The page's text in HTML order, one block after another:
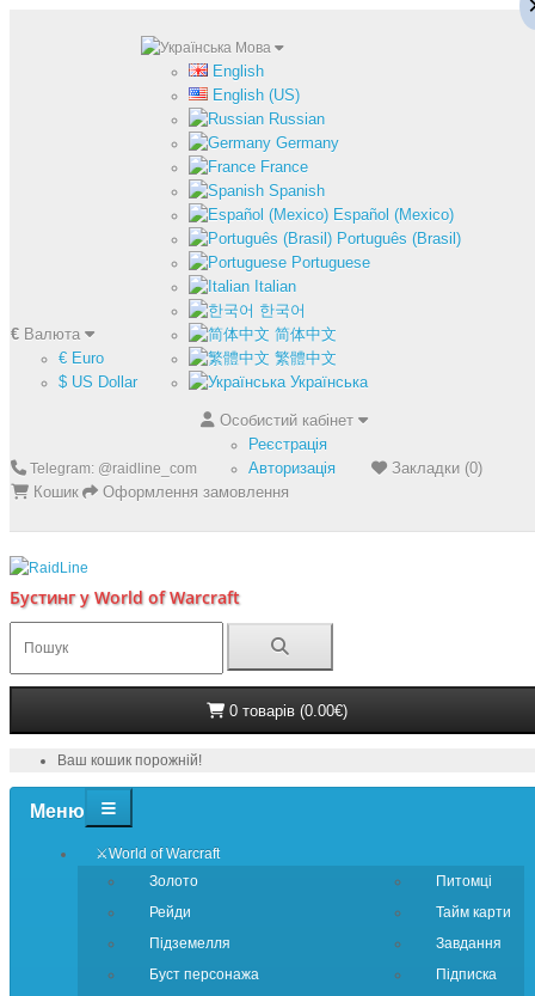
€ Валюта
€ Euro
$ US Dollar
Мова
English
English (US)
Russian
Germany
France
Spanish
Español (Mexico)
Português (Brasil)
Portuguese
Italian
한국어
简体中文
繁體中文
Українська
Telegram: @raidline_com
Особистий кабінет
Реєстрація
Авторизація
Закладки (0)
Кошик
Оформлення замовлення
Бустинг у World of Warcraft
0 товарів (0.00€)
Ваш кошик порожній!
Меню
⚔️World of Warcraft
Золото
Рейди
Підземелля
Буст персонажа
Питомці
Тайм карти
Завдання
Підписка